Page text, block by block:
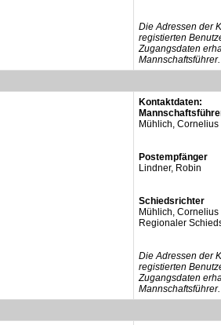
Die Adressen der
registierten
Zugangsdaten
Mannschaftsführer.
Kontaktdaten:
Mühlich, Cornelius
Postempfänger
Lindner, Robin
Schiedsrichter
Mühlich, Cornelius
Regionaler
Die Adressen der
registierten
Zugangsdaten
Mannschaftsführer.